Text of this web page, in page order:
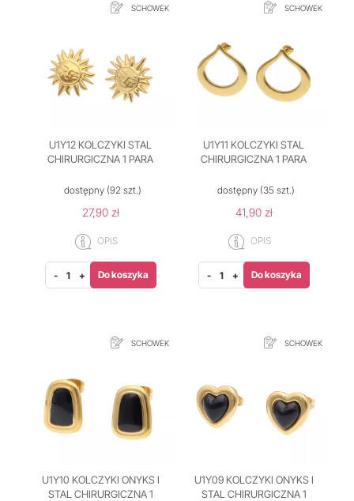
SCHOWEK
U1Y12 KOLCZYKI STAL
CHIRURGICZNA 1 PARA
dostępny(92 szt.)
27,90 zł
OPIS
- + Do koszyka
SCHOWEK
U1Y11 KOLCZYKI STAL
CHIRURGICZNA 1 PARA
dostępny(35 szt.)
41,90 zł
OPIS
- + Do koszyka
SCHOWEK
U1Y10 KOLCZYKI ONYKS I
STAL CHIRURGICZNA 1
SCHOWEK
U1Y09 KOLCZYKI ONYKS I
STAL CHIRURGICZNA 1